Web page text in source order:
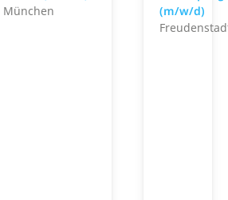
München
(m/w/d)